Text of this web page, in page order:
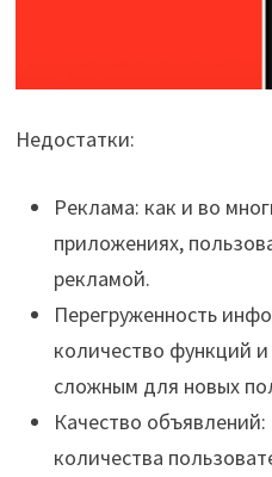
Недостатки:
Реклама: как и во
приложениях,
рекламой.
Перегруженность
количество функций
сложным для новых
Качество
количества